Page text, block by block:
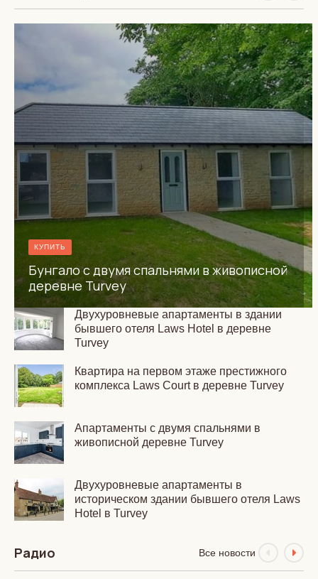
КУПИТЬ
Бунгало с двумя спальнями в живописной
деревне Turvey
Двухуровневые апартаменты в здании
бывшего отеля Laws Hotel в деревне
Turvey
Квартира на первом этаже престижного
комплекса Laws Court в деревне Turvey
Апартаменты с двумя спальнями в
живописной деревне Turvey
Двухуровневые апартаменты в
историческом здании бывшего отеля Laws
Hotel в Turvey
Радио Все новости